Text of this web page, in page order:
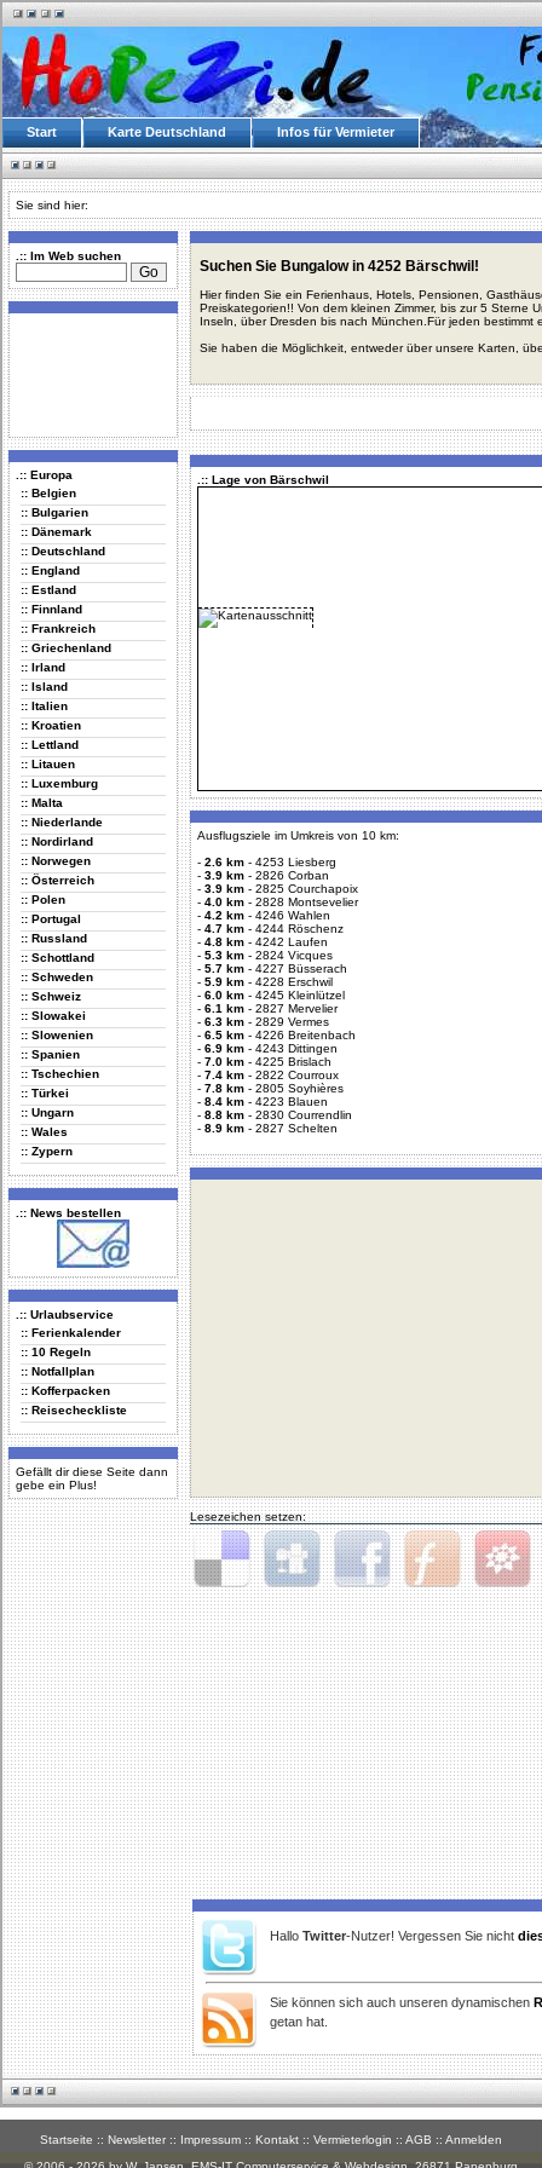
Start Karte Deutschland Infos für Vermieter
Sie sind hier:
.:: Im Web suchen
.:: Europa
:: Belgien
:: Bulgarien
:: Dänemark
:: Deutschland
:: England
:: Estland
:: Finnland
:: Frankreich
:: Griechenland
:: Irland
:: Island
:: Italien
:: Kroatien
:: Lettland
:: Litauen
:: Luxemburg
:: Malta
:: Niederlande
:: Nordirland
:: Norwegen
:: Österreich
:: Polen
:: Portugal
:: Russland
:: Schottland
:: Schweden
:: Schweiz
:: Slowakei
:: Slowenien
:: Spanien
:: Tschechien
:: Türkei
:: Ungarn
:: Wales
:: Zypern
.:: News bestellen
.:: Urlaubservice
:: Ferienkalender
:: 10 Regeln
:: Notfallplan
:: Kofferpacken
:: Reisecheckliste
Gefällt dir diese Seite dann
gebe ein Plus!
Suchen Sie Bungalow in 4252 Bärschwil!
Hier finden Sie ein Ferienhaus, Hotels, Pensionen,
Preiskategorien!! Von dem kleinen Zimmer, bis zur 5 Sterne
Inseln, über Dresden bis nach München.Für jeden bestimmt
Sie haben die Möglichkeit, entweder über unsere Karten,
.:: Lage von Bärschwil
Ausflugsziele im Umkreis von 10 km:
- 2.6 km - 4253 Liesberg
- 3.9 km - 2826 Corban
- 3.9 km - 2825 Courchapoix
- 4.0 km - 2828 Montsevelier
- 4.2 km - 4246 Wahlen
- 4.7 km - 4244 Röschenz
- 4.8 km - 4242 Laufen
- 5.3 km - 2824 Vicques
- 5.7 km - 4227 Büsserach
- 5.9 km - 4228 Erschwil
- 6.0 km - 4245 Kleinlützel
- 6.1 km - 2827 Mervelier
- 6.3 km - 2829 Vermes
- 6.5 km - 4226 Breitenbach
- 6.9 km - 4243 Dittingen
- 7.0 km - 4225 Brislach
- 7.4 km - 2822 Courroux
- 7.8 km - 2805 Soyhières
- 8.4 km - 4223 Blauen
- 8.8 km - 2830 Courrendlin
- 8.9 km - 2827 Schelten
Lesezeichen setzen:
Delicious Digg Facebook Furl StudiVZ
Hallo Twitter-Nutzer! Vergessen Sie nicht
Sie können sich auch unseren dynamischen
getan hat.
Startseite :: Newsletter :: Impressum :: Kontakt :: Vermieterlogin :: AGB :: Anmelden